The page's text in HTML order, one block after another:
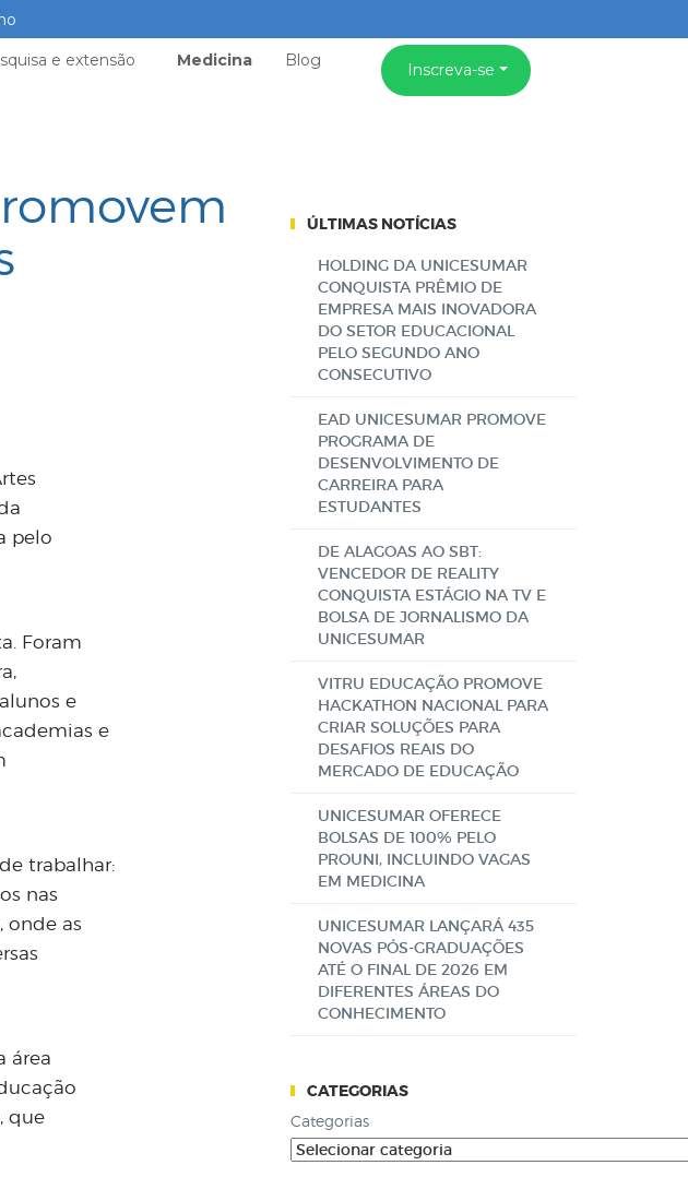
e extensão Medicina Blog Inscreva-se
pelo
Foram
e
e
trabalhar:
nas
onde as
área
que
ÚLTIMAS NOTÍCIAS
HOLDING DA UNICESUMAR
CONQUISTA PRÊMIO DE
EMPRESA MAIS INOVADORA
DO SETOR EDUCACIONAL
PELO SEGUNDO ANO
CONSECUTIVO
EAD UNICESUMAR PROMOVE
PROGRAMA DE
DESENVOLVIMENTO DE
CARREIRA PARA
ESTUDANTES
DE ALAGOAS AO SBT:
VENCEDOR DE REALITY
CONQUISTA ESTÁGIO NA TV E
BOLSA DE JORNALISMO DA
UNICESUMAR
VITRU EDUCAÇÃO PROMOVE
HACKATHON NACIONAL PARA
CRIAR SOLUÇÕES PARA
DESAFIOS REAIS DO
MERCADO DE EDUCAÇÃO
UNICESUMAR OFERECE
BOLSAS DE 100% PELO
PROUNI, INCLUINDO VAGAS
EM MEDICINA
UNICESUMAR LANÇARÁ 435
NOVAS PÓS-GRADUAÇÕES
ATÉ O FINAL DE 2026 EM
DIFERENTES ÁREAS DO
CONHECIMENTO
CATEGORIAS
Categorias